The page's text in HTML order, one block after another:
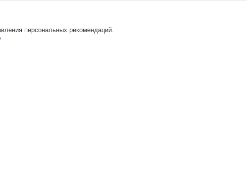
персональных рекомендаций.